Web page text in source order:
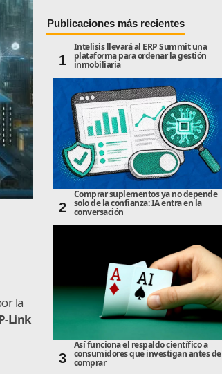
la
Link
Publicaciones más recientes
1
Intelisis llevará al ERP Summit una
plataforma para ordenar la gestión
inmobiliaria
2
Comprar suplementos ya no depende
solo de la confianza: IA entra en la
conversación
3
Así funciona el respaldo científico a
consumidores que investigan antes de
comprar